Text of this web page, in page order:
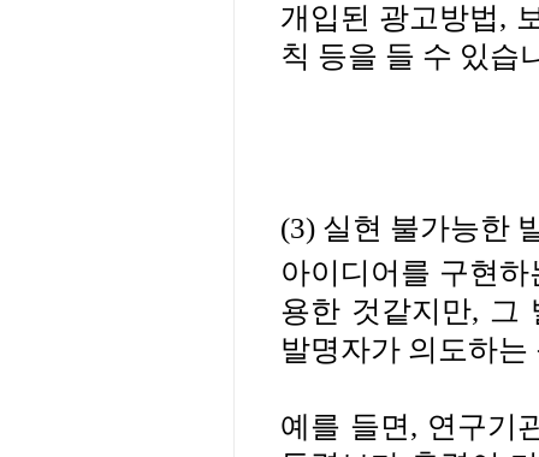
개입된 광고방법,
칙 등을 들 수 있습
(3) 실현 불가능한
아이디어를 구현
용한 것같지만, 그
발명자가 의도하
예를 들면, 연구기